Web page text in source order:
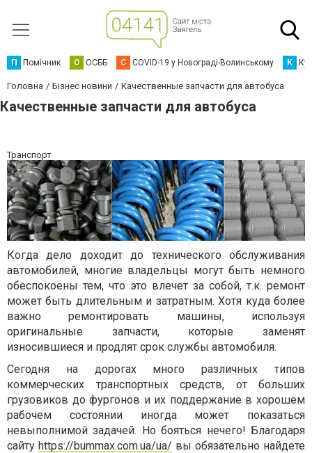
П Помічник О ОСББ C COVID-19 у Новограді-Волинському К
Головна Бізнес новини Качественные запчасти для автобуса
Качественные запчасти для автобуса
Транспорт
Когда дело доходит до технического обслуживания
автомобилей, многие владельцы могут быть немного
обеспокоены тем, что это влечет за собой, т.к. ремонт
может быть длительным и затратным. Хотя куда более
важно ремонтировать машины, используя
оригинальные запчасти, которые заменят
износившиеся и продлят срок службы автомобиля.
Сегодня на дорогах много различных типов
коммерческих транспортных средств, от больших
грузовиков до фургонов и их поддержание в хорошем
рабочем состоянии иногда может показаться
невыполнимой задачей. Но бояться нечего! Благодаря
сайту https://bummax.com.ua/ua/ вы обязательно найдете